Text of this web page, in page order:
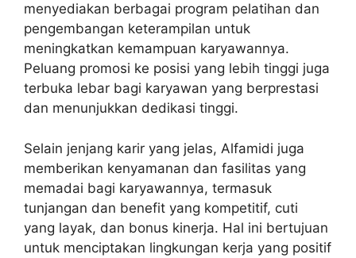
menyediakan berbagai program pelatihan dan
pengembangan keterampilan untuk
meningkatkan kemampuan karyawannya.
Peluang promosi ke posisi yang lebih tinggi juga
terbuka lebar bagi karyawan yang berprestasi
dan menunjukkan dedikasi tinggi.
Selain jenjang karir yang jelas, Alfamidi juga
memberikan kenyamanan dan fasilitas yang
memadai bagi karyawannya, termasuk
tunjangan dan benefit yang kompetitif, cuti
yang layak, dan bonus kinerja. Hal ini bertujuan
untuk menciptakan lingkungan kerja yang positif